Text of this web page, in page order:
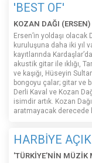
'BEST OF'
KOZAN DAĞI (ERSEN)
Ersen’in yoldaşı olacak
kuruluşuna daha iki yıl
kayıtlarında
akustik gitar ile ıklığı,
ve kaşığı, Hüseyin
bongoyu çalar; gitar ve
Derli Kaval ve Kozan
isimdir artık. Kozan
aratmayacak derecede
HARBİYE
'TÜRKİYE'NİN MÜZİK